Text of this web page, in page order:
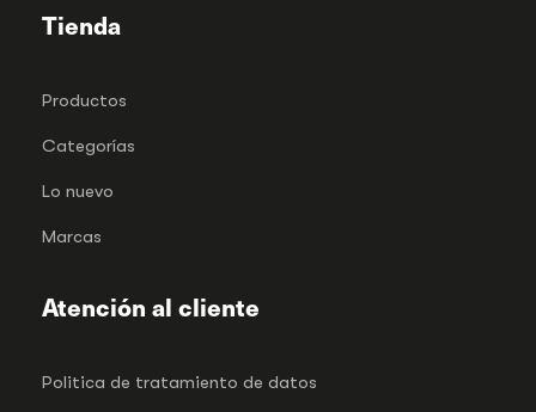
Tienda
Productos
Categorías
Lo nuevo
Marcas
Atención al cliente
Politica de tratamiento de datos